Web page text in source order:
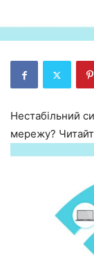
Нестабільний
мережу?